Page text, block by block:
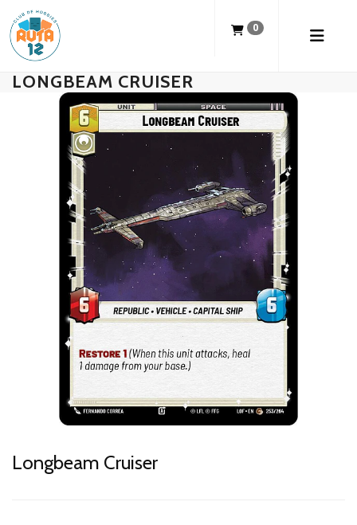
0
LONGBEAM CRUISER
Longbeam Cruiser